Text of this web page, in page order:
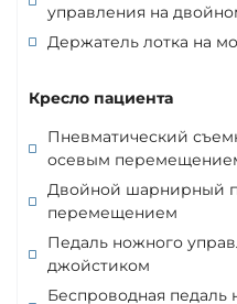
управления на
Держатель лотка на
Кресло пациента
Пневматический
осевым
Двойной шарнирный
перемещением
Педаль ножного
джойстиком
Беспроводная педаль